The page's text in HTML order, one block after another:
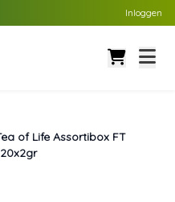
Inloggen
of Life Assortibox FT